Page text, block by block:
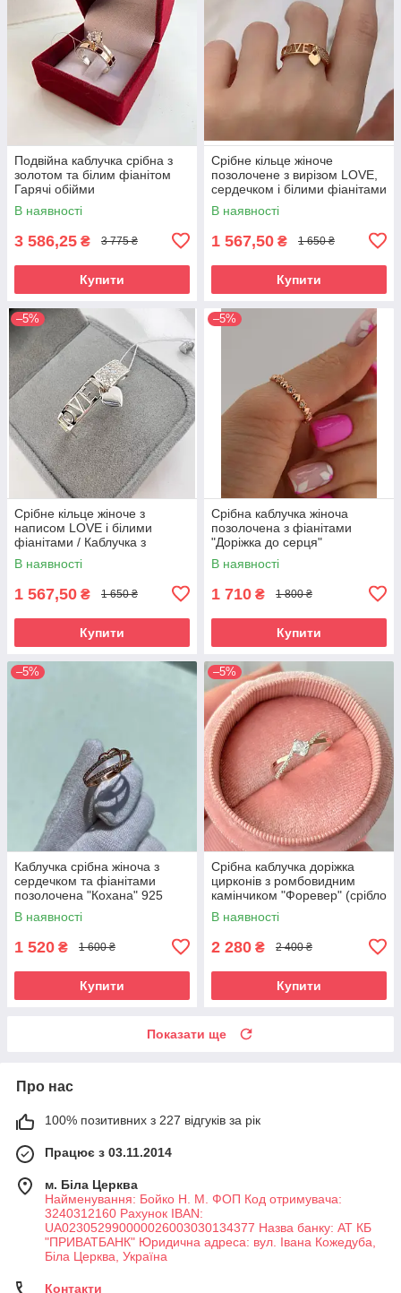
Подвійна каблучка срібна з
золотом та білим фіанітом
Гарячі обійми
В наявності
3 586,25 ₴ 3 775 ₴
Купити
Срібне кільце жіноче
позолочене з вирізом LOVE,
сердечком і білими фіанітами
/ Модна каблучка срібло 925
проби
В наявності
1 567,50 ₴ 1 650 ₴
Купити
–5%
Срібне кільце жіноче з
написом LOVE і білими
фіанітами / Каблучка з
сердечком для дівчини
В наявності
1 567,50 ₴ 1 650 ₴
Купити
–5%
Срібна каблучка жіноча
позолочена з фіанітами
"Доріжка до серця"
Незвичайний перстень срібло
925 проби
В наявності
1 710 ₴ 1 800 ₴
Купити
–5%
Каблучка срібна жіноча з
сердечком та фіанітами
позолочена "Кохана" 925
проби
В наявності
1 520 ₴ 1 600 ₴
Купити
–5%
Срібна каблучка доріжка
цирконів з ромбовидним
камінчиком "Форевер" (срібло
925, золото 375 проби)
В наявності
2 280 ₴ 2 400 ₴
Купити
Показати ще
Про нас
100% позитивних з 227 відгуків за рік
Працює з 03.11.2014
м. Біла Церква
Найменування: Бойко Н. М. ФОП Код отримувача:
3240312160 Рахунок IBAN:
UA023052990000026003030134377 Назва банку: АТ КБ
"ПРИВАТБАНК" Юридична адреса: вул. Івана Кожедуба,
Біла Церква, Україна
Контакти